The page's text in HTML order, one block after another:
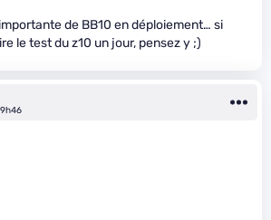
de BB10 en déploiement… si
le test du z10 un jour, pensez y ;)